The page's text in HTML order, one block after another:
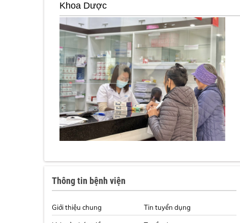
Khoa Dược
Thông tin bệnh viện
Giới thiệu chung Tin tuyển dụng